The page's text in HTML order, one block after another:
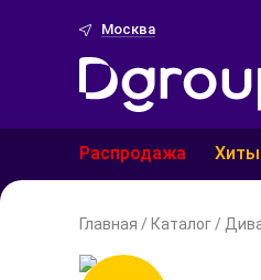
Москва
Распродажа
Главная / Каталог /